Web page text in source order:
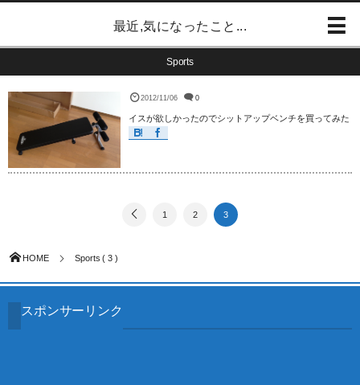
最近,気になったこと...
Sports
2012/11/06 0
イスが欲しかったのでシットアップベンチを買ってみた
1 2 3
HOME Sports ( 3 )
スポンサーリンク